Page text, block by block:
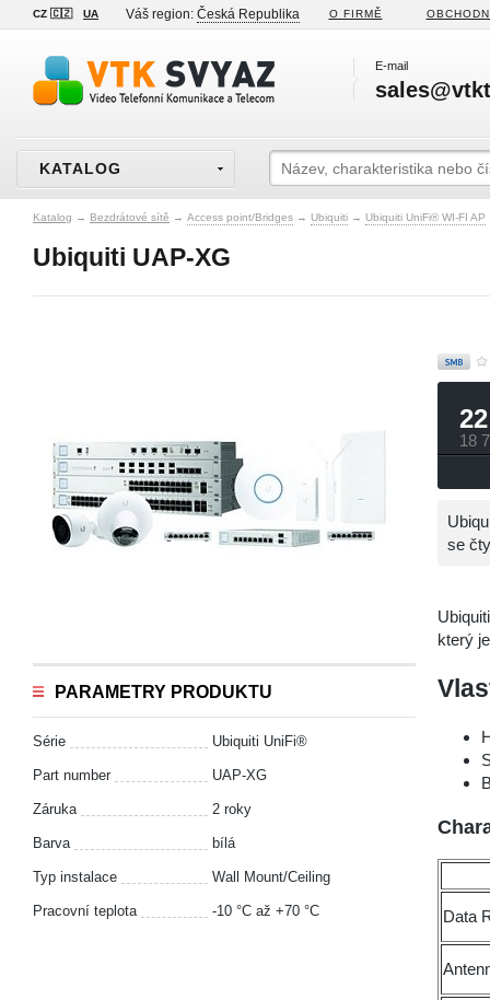
CZ 🇨🇿 UA Váš region: Česká Republika O FIRMĚ
E-mail
KATALOG
Katalog → Bezdrátové sítě → Access point/Bridges → Ubiquiti → Ubiquiti UniFi® WI-FI AP
Ubiquiti UAP-XG
PARAMETRY PRODUKTU
Série Ubiquiti UniFi®
Part number UAP-XG
Záruka 2 roky
Barva bílá
Typ instalace Wall Mount/Ceiling
Pracovní teplota -10 °С až +70 °С
18
se
který
Data